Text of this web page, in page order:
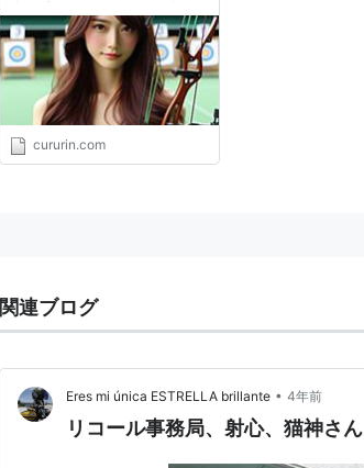
面を併せ持つ、しとやかで上
品な雰囲気が魅力です。 | イ
ラスト・アイドルMAYAちゃ
cururin.com
関連ブログ
Eres mi única ESTRELLA brillante • 4年前
リコール事務局、射心、猫神さん